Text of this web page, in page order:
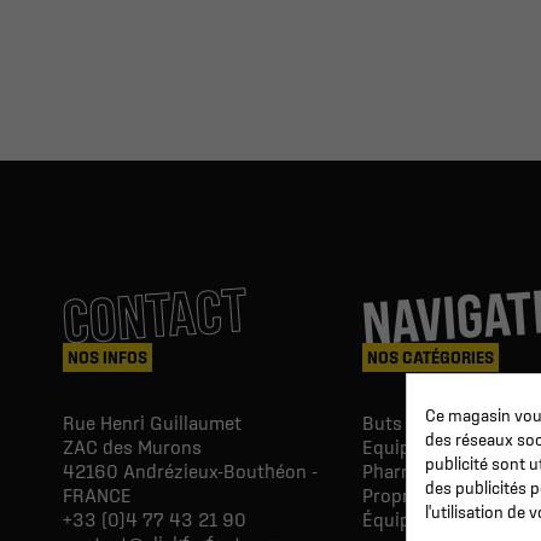
CONTACT
NOS INFOS
Rue Henri Guillaumet
ZAC des Murons
42160 Andrézieux-Bouthéon -
FRANCE
+33 (0)4 77 43 21 90
NOS CATÉGORIES
Buts & Abris football
Equipements du
Pharmacie & Soins
Proprio &
Équipements du
Ce magasin
des réseaux
publicité sont
des publicités
l'utilisation de